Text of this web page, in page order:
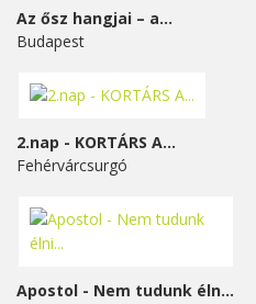
Az ősz hangjai – a...
Budapest
2.nap - KORTÁRS A...
Fehérvárcsurgó
Apostol - Nem tudunk élni...